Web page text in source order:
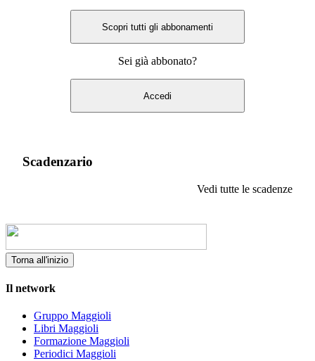
Scopri tutti gli abbonamenti
Sei già abbonato?
Accedi
Scadenzario
Vedi tutte le scadenze
Torna all'inizio
Il network
Gruppo Maggioli
Libri Maggioli
Formazione Maggioli
Periodici Maggioli